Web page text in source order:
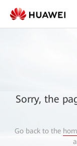
Sorry, the
Go back to the